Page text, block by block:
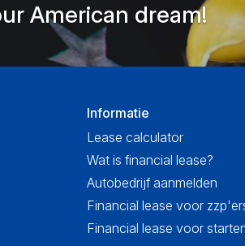
American dream!
Informatie
Lease calculator
Wat is financial lease?
Autobedrijf aanmelden
Financial lease voor
Financial lease voor